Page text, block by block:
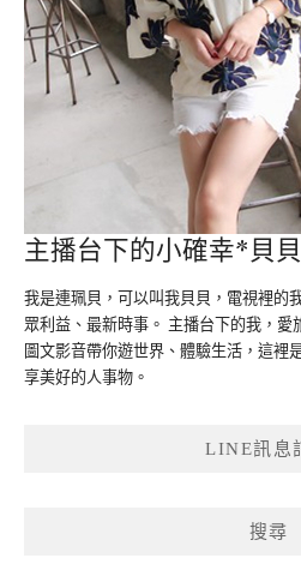
主播台下的小確幸*貝貝
我是連珮貝，可以叫我貝貝，電視裡的
眾利益、最新時事。 主播台下的我，
圖文影音帶你遊世界、體驗生活，這裡
享美好的人事物。
LINE訊息
搜尋